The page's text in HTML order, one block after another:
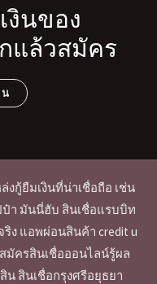
งินของ
แล้วสมัคร
งกู้ยืมเงินที่น่าเชื่อถือ เช่น
า มันนี่ฮับ สินเชื่อแรบบิท
ง แอพผ่อนสินค้า credit u
มัครสินเชื่อออนไลน์รู้ผล
สินเชื่อกรุงศรีอยุธยา